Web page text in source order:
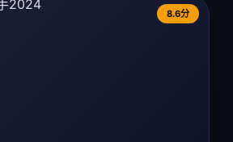
8.6分